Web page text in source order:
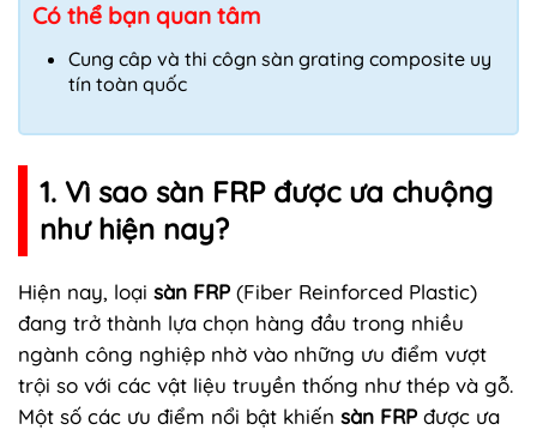
Có thể bạn quan tâm
Cung câp và thi côgn sàn grating composite uy
tín toàn quốc
1. Vì sao sàn FRP được ưa chuộng
như hiện nay?
Hiện nay, loại sàn FRP(Fiber Reinforced Plastic)
đang trở thành lựa chọn hàng đầu trong nhiều
ngành công nghiệp nhờ vào những ưu điểm vượt
trội so với các vật liệu truyền thống như thép và gỗ.
Một số các ưu điểm nổi bật khiến sàn FRPđược ưa